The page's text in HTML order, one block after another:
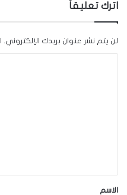
اترك تعليقاً
لن يتم نشر عنوان بريدك الإلكتروني.
*الاسم